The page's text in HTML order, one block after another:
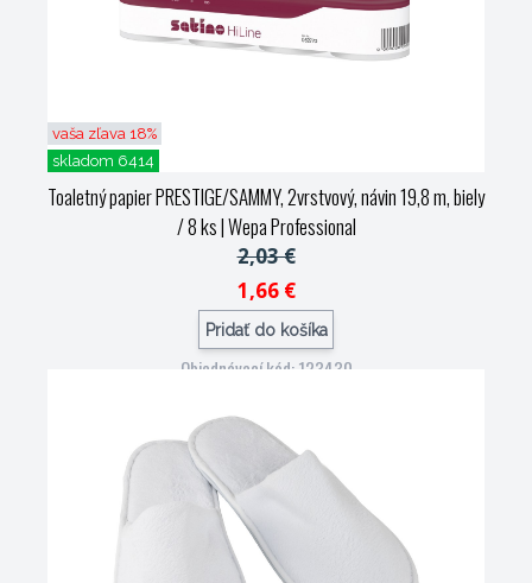
vaša zľava 18%
skladom 6414
Toaletný papier PRESTIGE/SAMMY, 2vrstvový, návin 19,8 m, biely
/ 8 ks| Wepa Professional
2,03 €
1,66 €
Pridať do košíka
Objednávací kód: 123430